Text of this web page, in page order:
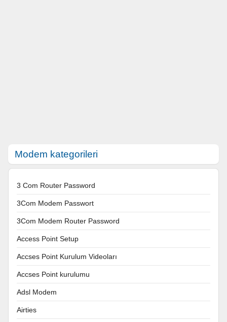
Modem kategorileri
3 Com Router Password
3Com Modem Passwort
3Com Modem Router Password
Access Point Setup
Accses Point Kurulum Videoları
Accses Point kurulumu
Adsl Modem
Airties